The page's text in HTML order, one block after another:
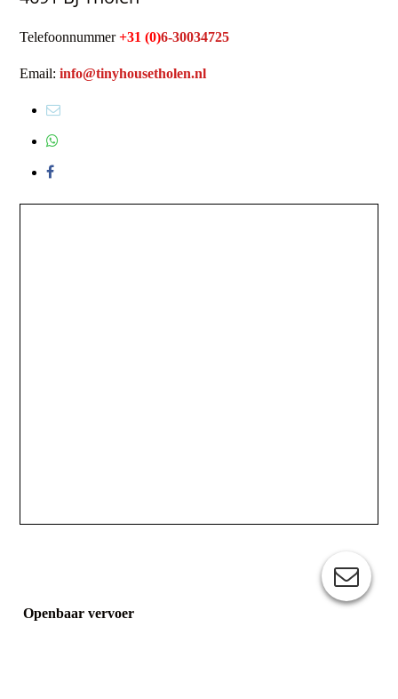
Telefoonnummer+31 (0)6-30034725
Email: info@tinyhousetholen.nl
Openbaar vervoer